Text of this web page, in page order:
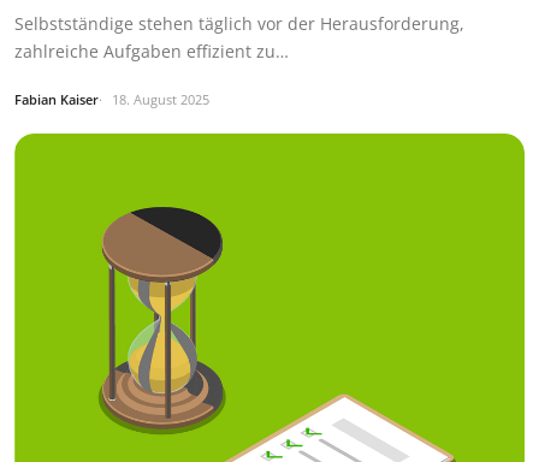
Selbstständige stehen täglich vor der Herausforderung,
zahlreiche Aufgaben effizient zu…
Fabian Kaiser 18. August 2025